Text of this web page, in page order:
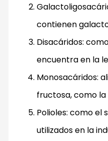
contienen
Disacáridos:
encuentra en la
Monosacáridos:
fructosa, como la
Polioles: como el
utilizados en la